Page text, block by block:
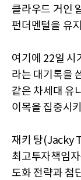
클라우드 거인
펀더멘털을 유
여기에 22일 시
라는 대기록을
같은 차세대 유
이목을 집중시
재키 탕(Jacky
최고투자책임
도화 전략과 첨